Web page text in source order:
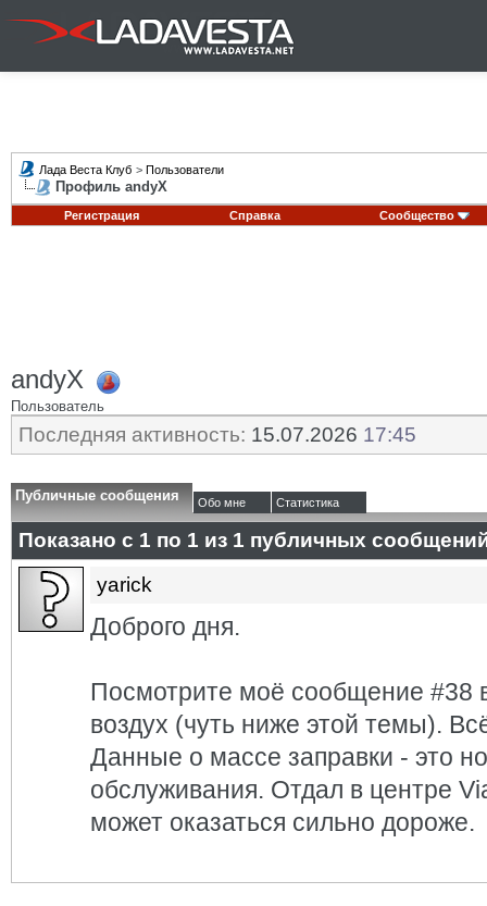
Лада Веста Клуб > Пользователи
Профиль andyX
Регистрация Справка Сообщество
andyX
Пользователь
Последняя активность: 15.07.2026 17:45
Публичные сообщения Обо мне Статистика
Показано с 1 по 1 из 1 публичных
yarick
Доброго дня.
Посмотрите моё сообщение #38
воздух (чуть ниже этой темы).
Данные о массе заправки - это
обслуживания. Отдал в центре
может оказаться сильно дороже.